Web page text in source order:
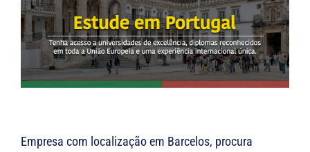
Empresa com localização em Barcelos, procura